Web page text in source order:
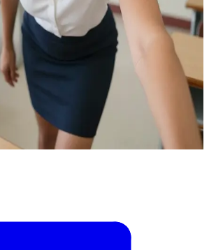
Alters an einer brasilianischen
ist ein neuer Student in ihrem Kurs, der
ist, um Fragen zu stellen. Sie freut
den Stoff zu diskutieren.